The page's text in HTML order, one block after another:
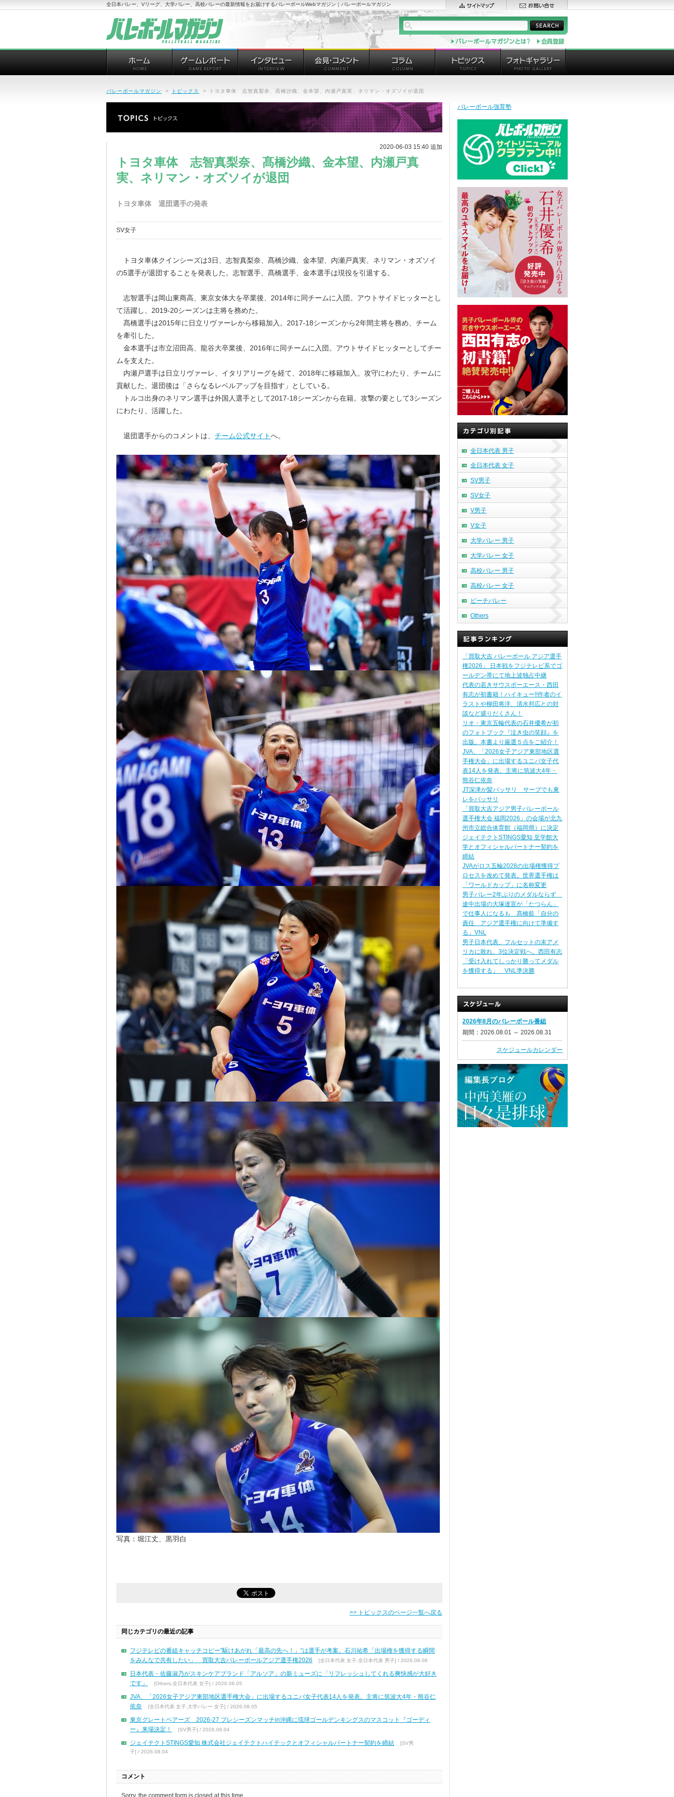
全日本バレー、Vリーグ、大学バレー、高校バレーの最新情報をお届けするバレーボールWebマガジン｜バレーボールマガジン
バレーボールマガジン > トピックス > トヨタ車体 志智真梨奈、髙橋沙織、金本望、内瀬戸真実、ネリマン・オズソイが退団
2020-06-03 15:40 追加
トヨタ車体 志智真梨奈、髙橋沙織、金本望、内瀬戸真
実、ネリマン・オズソイが退団
トヨタ車体 退団選手の発表
SV女子
トヨタ車体クインシーズは3日、志智真梨奈、髙橋沙織、金本望、内瀬戸真実、ネリマン・オズソイ
の5選手が退団することを発表した。志智選手、髙橋選手、金本選手は現役を引退する。
志智選手は岡山東商高、東京女体大を卒業後、2014年に同チームに入団。アウトサイドヒッターとし
て活躍し、2019-20シーズンは主将を務めた。
髙橋選手は2015年に日立リヴァーレから移籍加入。2017-18シーズンから2年間主将を務め、チーム
を牽引した。
金本選手は市立沼田高、龍谷大卒業後、2016年に同チームに入団。アウトサイドヒッターとしてチー
ムを支えた。
内瀬戸選手は日立リヴァーレ、イタリアリーグを経て、2018年に移籍加入。攻守にわたり、チームに
貢献した。退団後は「さらなるレベルアップを目指す」としている。
トルコ出身のネリマン選手は外国人選手として2017-18シーズンから在籍。攻撃の要として3シーズン
にわたり、活躍した。
退団選手からのコメントは、 チーム公式サイトへ。
写真：堀江丈、黒羽白
>> トピックスのページ一覧へ戻る
同じカテゴリの最近の記事
フジテレビの番組キャッチコピー”駆けあがれ「最高の先へ！」”は選手が考案。石川祐希「出場権を獲得する瞬間
をみんなで共有したい」 買取大吉バレーボールアジア選手権2026
[全日本代表 女子,全日本代表 男子] / 2026.08.06
日本代表・佐藤淑乃がスキンケアブランド「アルソア」の新ミューズに「リフレッシュしてくれる爽快感が大好き
です」
[Others,全日本代表 女子] / 2026.08.05
JVA、「2026女子アジア東部地区選手権大会」に出場するユニバ女子代表14人を発表。主将に筑波大4年・熊谷仁
依奈
[全日本代表 女子,大学バレー 女子] / 2026.08.05
東京グレートベアーズ 2026-27 プレシーズンマッチin沖縄に琉球ゴールデンキングスのマスコット『ゴーディ
ー』来場決定！
[SV男子] / 2026.08.04
ジェイテクトSTINGS愛知 株式会社ジェイテクトハイテックとオフィシャルパートナー契約を締結 [SV男
子] / 2026.08.04
コメント
Sorry, the comment form is closed at this time.
バレーボール強育塾
全日本代表 男子
全日本代表 女子
SV男子
SV女子
V男子
V女子
大学バレー 男子
大学バレー 女子
高校バレー 男子
高校バレー 女子
ビーチバレー
Others
「買取大吉 バレーボール アジア選手
権2026」 日本戦をフジテレビ系でゴ
ールデン帯にて地上波独占中継
代表の若きサウスポーエース・西田
有志が初書籍！ハイキュー!!作者のイ
ラストや柳田将洋、清水邦広との対
談など盛りだくさん！
リオ・東京五輪代表の石井優希が初
のフォトブック『泣き虫の笑顔』を
出版。本書より厳選５点をご紹介！
JVA、「2026女子アジア東部地区選
手権大会」に出場するユニバ女子代
表14人を発表。主将に筑波大4年・
熊谷仁依奈
JT深津が髪バッサリ サーブでも東
レをバッサリ
「買取大吉アジア男子バレーボール
選手権大会 福岡2026」の会場が北九
州市立総合体育館（福岡県）に決定
ジェイテクトSTINGS愛知 至学館大
学とオフィシャルパートナー契約を
締結
JVAがロス五輪2028の出場権獲得プ
ロセスを改めて発表。世界選手権は
「ワールドカップ」に名称変更
男子バレー2年ぶりのメダルならず
途中出場の大塚達宣が「たつらん」
で仕事人になるも 髙橋藍「自分の
責任 アジア選手権に向けて準備す
る」VNL
男子日本代表、フルセットの末アメ
リカに敗れ、3位決定戦へ。西田有志
「受け入れてしっかり勝ってメダル
を獲得する」 VNL準決勝
2026年8月のバレーボール番組
期間：2026.08.01 ～ 2026.08.31
スケジュールカレンダー